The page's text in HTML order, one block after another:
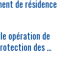
de résidence
opération de
des …